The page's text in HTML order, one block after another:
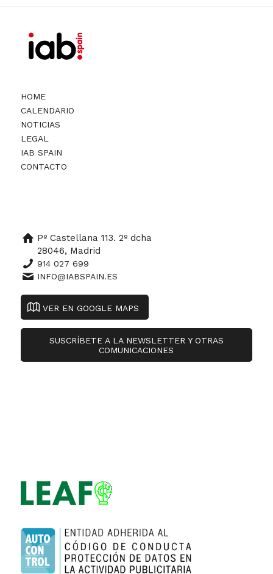
HOME
CALENDARIO
NOTICIAS
LEGAL
IAB SPAIN
CONTACTO
Pº Castellana 113. 2º dcha
28046, Madrid
914 027 699
INFO@IABSPAIN.ES
VER EN GOOGLE MAPS
SUSCRÍBETE A LA NEWSLETTER Y OTRAS
COMUNICACIONES